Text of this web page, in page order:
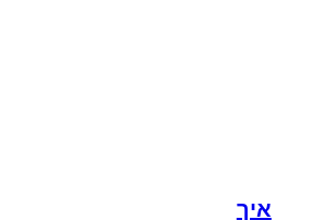
איך